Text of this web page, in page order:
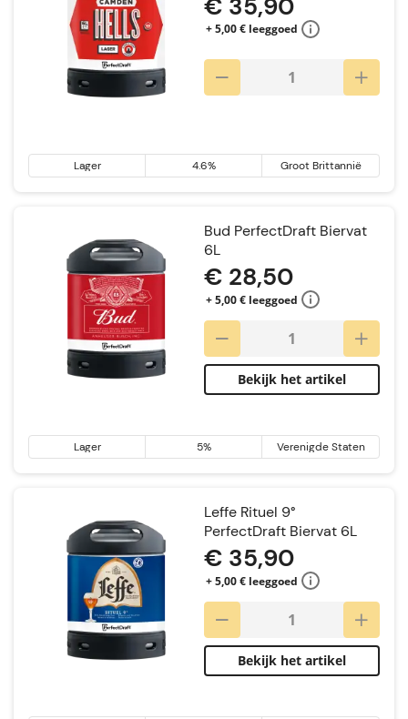
+ 5,00 € leeggoed
Lager 4.6% Groot Brittannië
Bud PerfectDraft Biervat
6L
€ 28,50
+ 5,00 € leeggoed
Bekijk het artikel
Lager 5% Verenigde Staten
Leffe Rituel 9°
PerfectDraft Biervat 6L
€ 35,90
+ 5,00 € leeggoed
Bekijk het artikel